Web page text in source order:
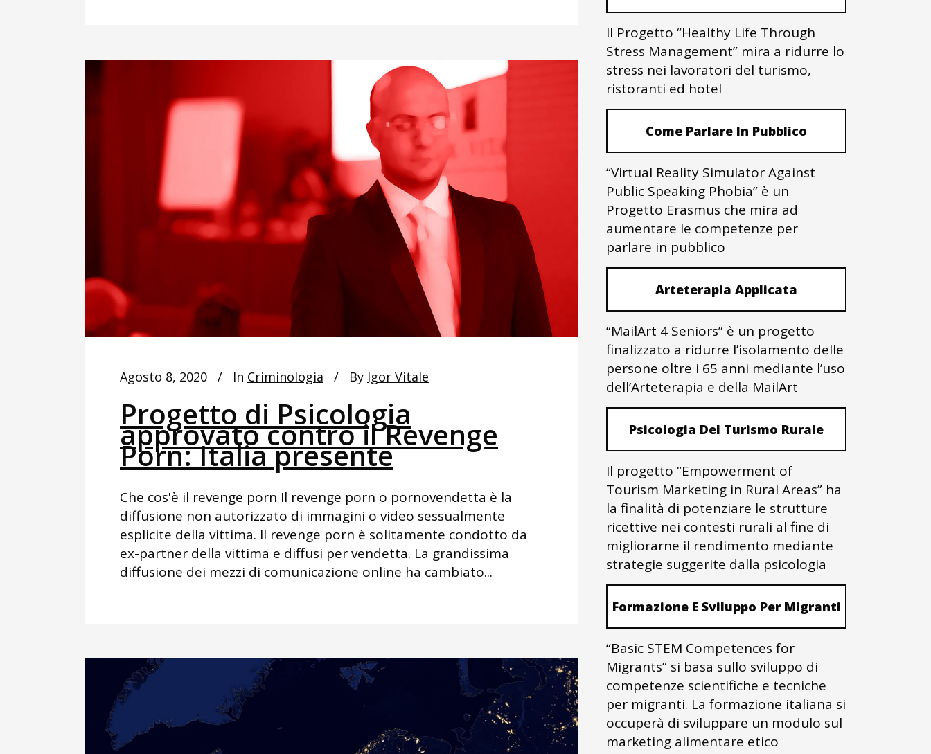
Agosto 8, 2020 In Criminologia By Igor Vitale
Progetto di Psicologia
approvato contro il Revenge
Porn: Italia presente
Che cos'è il revenge porn Il revenge porn o pornovendetta è la
diffusione non autorizzato di immagini o video sessualmente
esplicite della vittima. Il revenge porn è solitamente condotto da
ex-partner della vittima e diffusi per vendetta. La grandissima
diffusione dei mezzi di comunicazione online ha cambiato...
Il Progetto “Healthy Life Through
Stress Management” mira a ridurre lo
stress nei lavoratori del turismo,
ristoranti ed hotel
Come Parlare In Pubblico
“Virtual Reality Simulator Against
Public Speaking Phobia” è un
Progetto Erasmus che mira ad
aumentare le competenze per
parlare in pubblico
Arteterapia Applicata
“MailArt 4 Seniors” è un progetto
finalizzato a ridurre l’isolamento delle
persone oltre i 65 anni mediante l’uso
dell’Arteterapia e della MailArt
Psicologia Del Turismo Rurale
Il progetto “Empowerment of
Tourism Marketing in Rural Areas” ha
la finalità di potenziare le strutture
ricettive nei contesti rurali al fine di
migliorarne il rendimento mediante
strategie suggerite dalla psicologia
Formazione E Sviluppo Per Migranti
“Basic STEM Competences for
Migrants” si basa sullo sviluppo di
competenze scientifiche e tecniche
per migranti. La formazione italiana si
occuperà di sviluppare un modulo sul
marketing alimentare etico